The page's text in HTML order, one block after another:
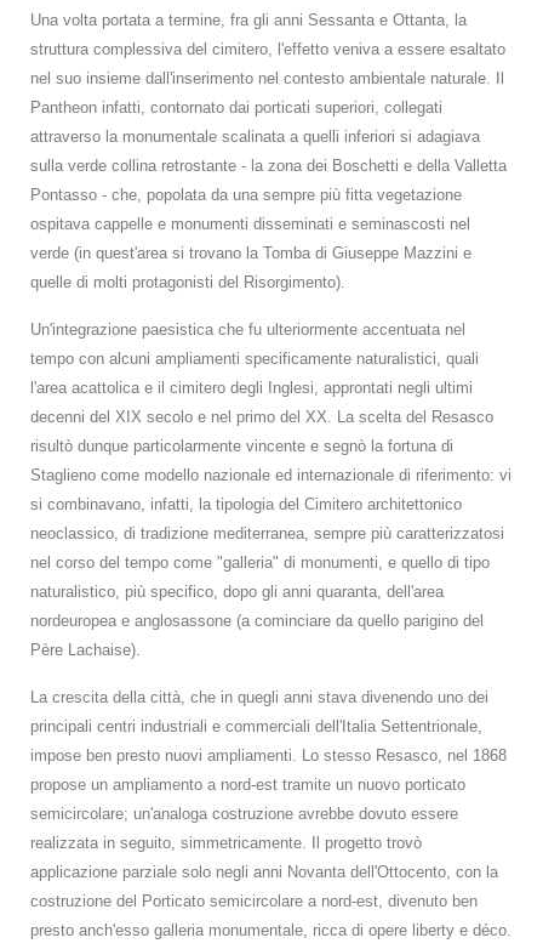
Una volta portata a termine, fra gli anni Sessanta e Ottanta, la
struttura complessiva del cimitero, l'effetto veniva a essere esaltato
nel suo insieme dall'inserimento nel contesto ambientale naturale. Il
Pantheon infatti, contornato dai porticati superiori, collegati
attraverso la monumentale scalinata a quelli inferiori si adagiava
sulla verde collina retrostante - la zona dei Boschetti e della Valletta
Pontasso - che, popolata da una sempre più fitta vegetazione
ospitava cappelle e monumenti disseminati e seminascosti nel
verde (in quest'area si trovano la Tomba di Giuseppe Mazzini e
quelle di molti protagonisti del Risorgimento).
Un'integrazione paesistica che fu ulteriormente accentuata nel
tempo con alcuni ampliamenti specificamente naturalistici, quali
l'area acattolica e il cimitero degli Inglesi, approntati negli ultimi
decenni del XIX secolo e nel primo del XX. La scelta del Resasco
risultò dunque particolarmente vincente e segnò la fortuna di
Staglieno come modello nazionale ed internazionale di riferimento: vi
si combinavano, infatti, la tipologia del Cimitero architettonico
neoclassico, di tradizione mediterranea, sempre più caratterizzatosi
nel corso del tempo come "galleria" di monumenti, e quello di tipo
naturalistico, più specifico, dopo gli anni quaranta, dell'area
nordeuropea e anglosassone (a cominciare da quello parigino del
Père Lachaise).
La crescita della città, che in quegli anni stava divenendo uno dei
principali centri industriali e commerciali dell'Italia Settentrionale,
impose ben presto nuovi ampliamenti. Lo stesso Resasco, nel 1868
propose un ampliamento a nord-est tramite un nuovo porticato
semicircolare; un'analoga costruzione avrebbe dovuto essere
realizzata in seguito, simmetricamente. Il progetto trovò
applicazione parziale solo negli anni Novanta dell'Ottocento, con la
costruzione del Porticato semicircolare a nord-est, divenuto ben
presto anch'esso galleria monumentale, ricca di opere liberty e déco.